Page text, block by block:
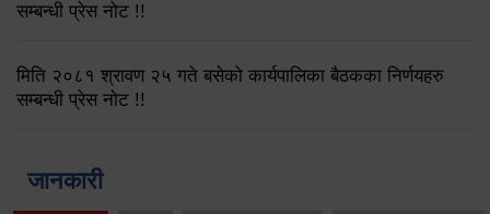
सम्बन्धी प्रेस नोट !!
मिति २०८१ श्रावण २५ गते बसेको कार्यपालिका बैठकका निर्णयहरु
सम्बन्धी प्रेस नोट !!
जानकारी